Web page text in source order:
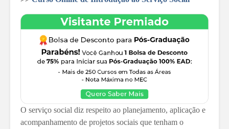
O serviço social diz respeito ao planejamento, aplicação e
acompanhamento de projetos sociais que tenham o